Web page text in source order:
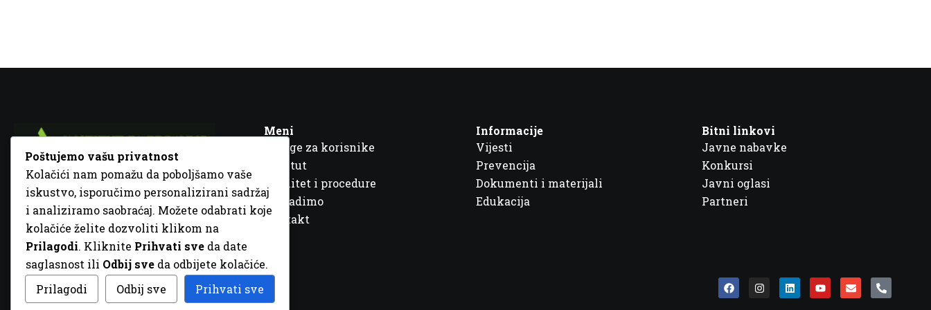
Fra Ivana Jukića br. 2, 72000 Zenica, BiH
+387 32 448 001
info@inz.ba
http://www.inz.ba
Meni
Usluge za korisnike
Institut
Kvalitet i procedure
Šta radimo
Kontakt
Informacije
Vijesti
Prevencija
Dokumenti i materijali
Edukacija
Bitni linkovi
Javne nabavke
Konkursi
Javni oglasi
Partneri
© 2026 Sva prava zadržana. DizajnGordonDM
Poštujemo vašu privatnost
Kolačići nam pomažu da poboljšamo vaše
iskustvo, isporučimo personalizirani sadržaj
i analiziramo saobraćaj. Možete odabrati koje
kolačiće želite dozvoliti klikom na
Prilagodi. Kliknite Prihvati sve da date
saglasnost ili Odbij sve da odbijete kolačiće.
Prilagodi
Odbij sve Prihvati sve